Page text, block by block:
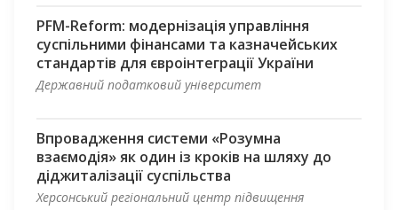
PFM-Reform: модернізація управління
суспільними фінансами та казначейських
стандартів для євроінтеграції України
Державний податковий університет
Впровадження системи «Розумна
взаємодія» як один із кроків на шляху до
діджиталізації суспільства
Херсонський регіональний центр підвищення